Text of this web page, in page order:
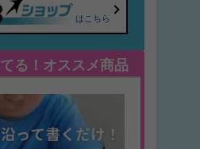
はこちら
る！オススメ商品